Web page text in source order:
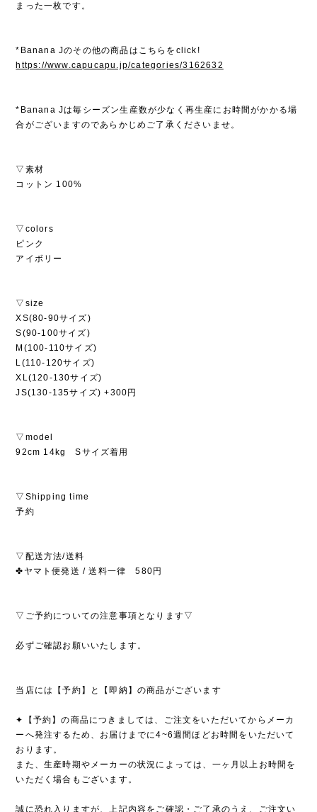
まった一枚です。
*Banana Jのその他の商品はこちらをclick!
https://www.capucapu.jp/categories/3162632
*Banana Jは毎シーズン生産数が少なく再生産にお時間がかかる場
合がございますのであらかじめご了承くださいませ。
▽素材
コットン 100%
▽colors
ピンク
アイボリー
▽size
XS(80-90サイズ)
S(90-100サイズ)
M(100-110サイズ)
L(110-120サイズ)
XL(120-130サイズ)
JS(130-135サイズ) +300円
▽model
92cm 14kg Sサイズ着用
▽Shipping time
予約
▽配送方法/送料
✤ヤマト便発送 / 送料一律 580円
▽ご予約についての注意事項となります▽
必ずご確認お願いいたします。
当店には【予約】と【即納】の商品がございます
✦【予約】の商品につきましては、ご注文をいただいてからメーカ
ーへ発注するため、お届けまでに4~6週間ほどお時間をいただいて
おります。
また、生産時期やメーカーの状況によっては、一ヶ月以上お時間を
いただく場合もございます。
誠に恐れ入りますが、上記内容をご確認・ご了承のうえ、ご注文い